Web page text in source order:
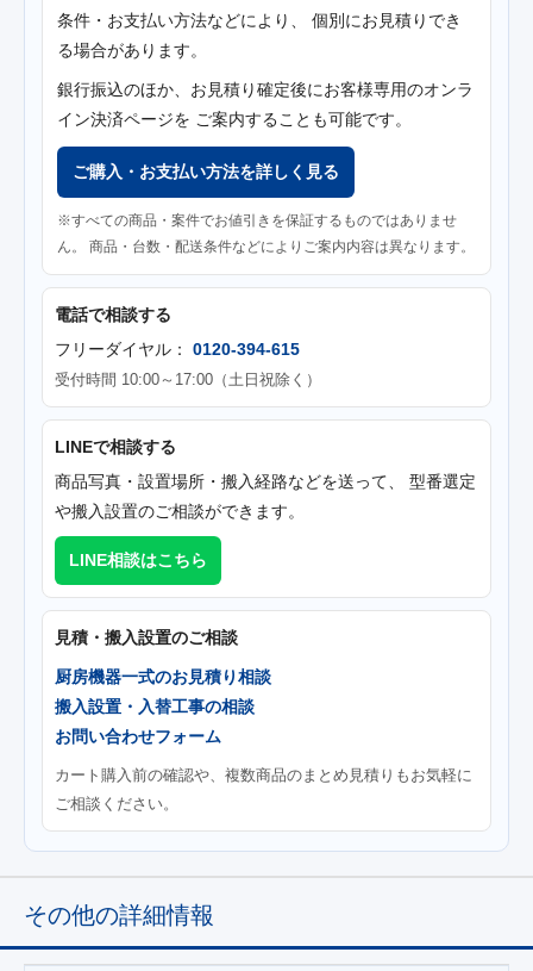
条件・お支払い方法などにより、 個別にお見積りでき
る場合があります。
銀行振込のほか、お見積り確定後にお客様専用のオンラ
イン決済ページを ご案内することも可能です。
ご購入・お支払い方法を詳しく見る
※すべての商品・案件でお値引きを保証するものではありませ
ん。 商品・台数・配送条件などによりご案内内容は異なります。
電話で相談する
フリーダイヤル： 0120-394-615
受付時間 10:00～17:00（土日祝除く）
LINEで相談する
商品写真・設置場所・搬入経路などを送って、 型番選定
や搬入設置のご相談ができます。
LINE相談はこちら
見積・搬入設置のご相談
厨房機器一式のお見積り相談
搬入設置・入替工事の相談
お問い合わせフォーム
カート購入前の確認や、複数商品のまとめ見積りもお気軽に
ご相談ください。
その他の詳細情報